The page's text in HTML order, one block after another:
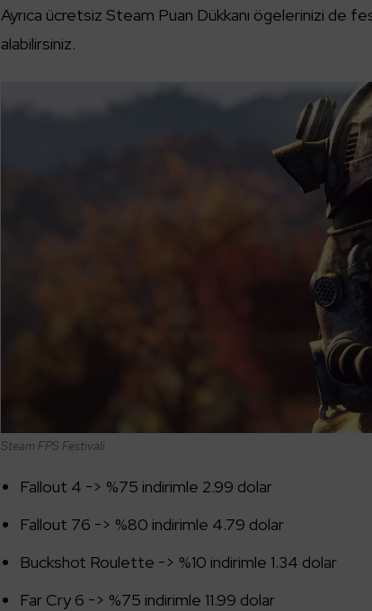
Ayrıca ücretsiz Steam Puan Dükkanı ögelerinizi de
alabilirsiniz.
Steam FPS Festivali
Fallout 4 -> %75 indirimle 2.99 dolar
Fallout 76 -> %80 indirimle 4.79 dolar
Buckshot Roulette -> %10 indirimle 1.34 dolar
Far Cry 6 -> %75 indirimle 11.99 dolar